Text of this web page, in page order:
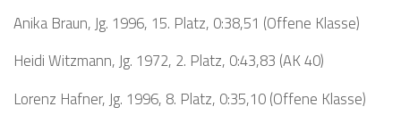
Anika Braun, Jg. 1996, 15. Platz, 0:38,51 (Offene Klasse)
Heidi Witzmann, Jg. 1972, 2. Platz, 0:43,83 (AK 40)
Lorenz Hafner, Jg. 1996, 8. Platz, 0:35,10 (Offene Klasse)